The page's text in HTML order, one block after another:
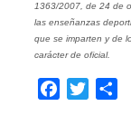
1363/2007, de 24 de
las enseñanzas
que se imparten y de
carácter de oficial.
Facebook
Twitter